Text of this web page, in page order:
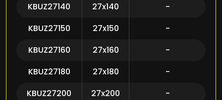
KBUZ27140
27x140
-
KBUZ27150
27x150
-
KBUZ27160
27x160
-
KBUZ27180
27x180
-
KBUZ27200
27x200
-